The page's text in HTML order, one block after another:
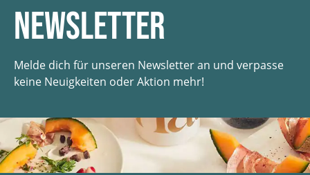
Newsletter
Melde dich für unseren Newsletter an und verpasse
keine Neuigkeiten oder Aktion mehr!